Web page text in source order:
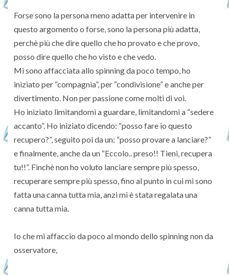
Forse sono la persona meno adatta per intervenire in
questo argomento o forse, sono la persona più adatta,
perchè più che dire quello che ho provato e che provo,
posso dire quello che ho visto e che vedo.
Mi sono affacciata allo spinning da poco tempo, ho
iniziato per “compagnia”, per “condivisione” e anche per
divertimento. Non per passione come molti di voi.
Ho iniziato limitandomi a guardare, limitandomi a “sedere
accanto”. Ho iniziato dicendo: “posso fare io questo
recupero?”, seguito poi da un: “posso provare a lanciare?”
e finalmente, anche da un “Eccolo.. preso!! Tieni, recupera
tu!!”. Finchè non ho voluto lanciare sempre più spesso,
recuperare sempre più spesso, fino al punto in cui mi sono
fatta una canna tutta mia, anzi mi è stata regalata una
canna tutta mia.
Io che mi affaccio da poco al mondo dello spinning non da
osservatore,